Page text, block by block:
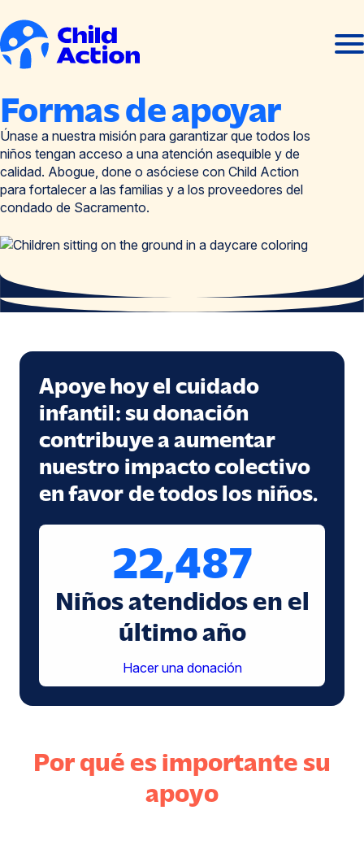
Abrir
Formas de apoyar
Únase a nuestra misión para garantizar que todos los
niños tengan acceso a una atención asequible y de
calidad. Abogue, done o asóciese con Child Action
para fortalecer a las familias y a los proveedores del
condado de Sacramento.
Apoye hoy el cuidado
infantil: su donación
contribuye a aumentar
nuestro impacto colectivo
en favor de todos los niños.
22,487
Niños atendidos en el
último año
Hacer una donación
Por qué es importante su
apoyo